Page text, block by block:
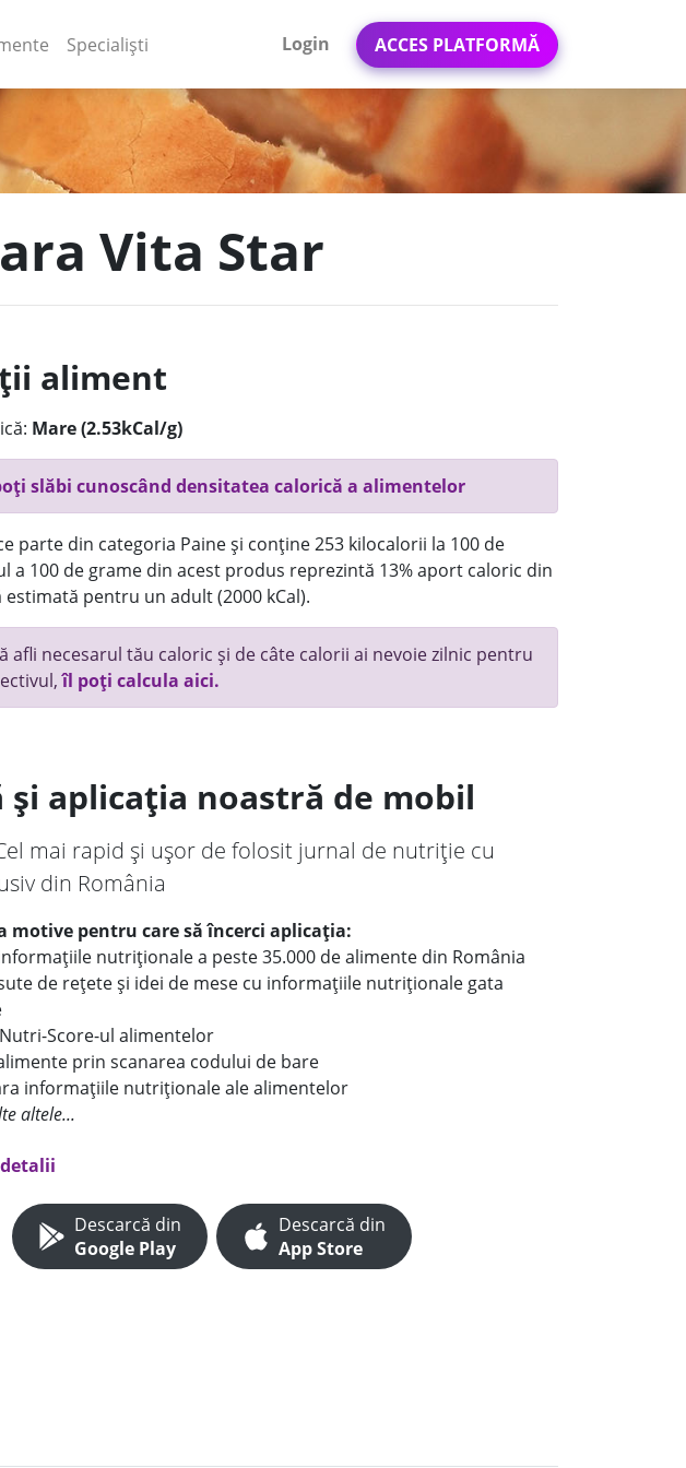
Specialiști Login ACCES PLATFORMĂ
Vita Star
aliment
Mare (2.53kCal/g)
slăbi cunoscând densitatea calorică a alimentelor
parte din categoria Paine și conține 253 kilocalorii la 100 de
a 100 de grame din acest produs reprezintă 13% aport caloric din
pentru un adult (2000 kCal).
afli necesarul tău caloric și de câte calorii ai nevoie zilnic pentru
îl poți calcula aici.
și aplicația noastră de mobil
mai rapid și ușor de folosit jurnal de nutriție cu
din România
motive pentru care să încerci aplicația:
nutriționale a peste 35.000 de alimente din România
de rețete și idei de mese cu informațiile nutriționale gata
Score-ul alimentelor
prin scanarea codului de bare
informațiile nutriționale ale alimentelor
altele...
Descarcă din
Google Play
Descarcă din
App Store